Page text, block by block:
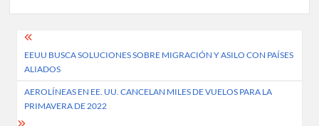
Post
navigation
EEUU BUSCA SOLUCIONES SOBRE MIGRACIÓN Y ASILO CON PAÍSES
ALIADOS
AEROLÍNEAS EN EE. UU. CANCELAN MILES DE VUELOS PARA LA
PRIMAVERA DE 2022